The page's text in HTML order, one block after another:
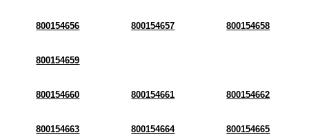
800154656 800154657 800154658
800154659
800154660 800154661 800154662
800154663 800154664 800154665